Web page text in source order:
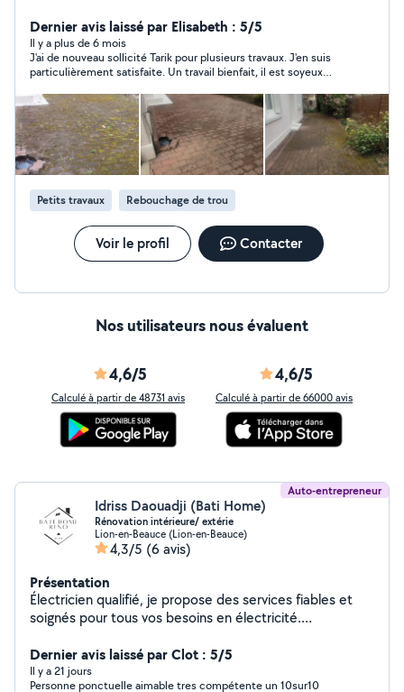
Je peux entretenir vos jardins(tondeuse
debroussailleuse taille haies...), Faire de la peinture en
bâtiment Poser de parquet flottant Monter des
meubles en tout genre Poser des tableaux, tv.......
Entretenir vos intérieurs ménage poussière, vitres.. Enfin
bref je touche à tout et toujours dans la bonne humeur
toujours souriant c'est ma devise... A bientôt sur vos
chantiers...
Dernier avis laissé par Elisabeth : 5/5
Il y a plus de 6 mois
J'ai de nouveau sollicité Tarik pour plusieurs travaux. J'en suis
particulièrement satisfaite. Un travail bienfait, il est soyeux
c'est de rendre satisfaction au client et ses prix sont
raisonnables. Je recommande sans hésiter.
Petits travaux Rebouchage de trou
Voir le profil Contacter
Nos utilisateurs nous évaluent
4,6/5
Calculé à partir de 48731 avis
4,6/5
Calculé à partir de 66000 avis
Auto-entrepreneur
Idriss Daouadji (Bati Home)
Rénovation intérieure/ extérie
Lion-en-Beauce (Lion-en-Beauce)
4,3/5 (6 avis)
Présentation
Électricien qualifié, je propose des services fiables et
soignés pour tous vos besoins en électricité.
tous vos travaux de rénovation intérieure/extérieur
(revêtement mural, dépose/pose de mobilier cuisine et
Dernier avis laissé par Clot : 5/5
Il y a 21 jours
Personne ponctuelle aimable tres compétente un 10sur10